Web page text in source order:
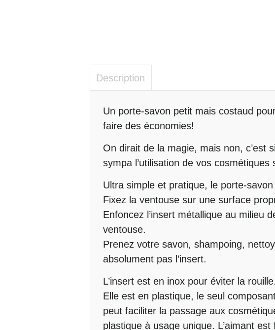
Description
Description
Un porte-savon petit mais costaud
faire des économies!
On dirait de la magie, mais non, c’est
sympa l’utilisation de vos cosmétiques
Ultra simple et pratique, le porte-
Fixez la ventouse sur une surface
Enfoncez l’insert métallique au milieu
ventouse.
Prenez votre savon, shampoing,
absolument pas l’insert.
L’insert est en inox pour éviter la
Elle est en plastique, le seul
peut faciliter la passage aux
plastique à usage unique. L’aimant